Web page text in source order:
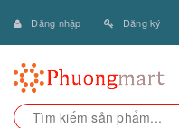
Đăng nhập Đăng ký